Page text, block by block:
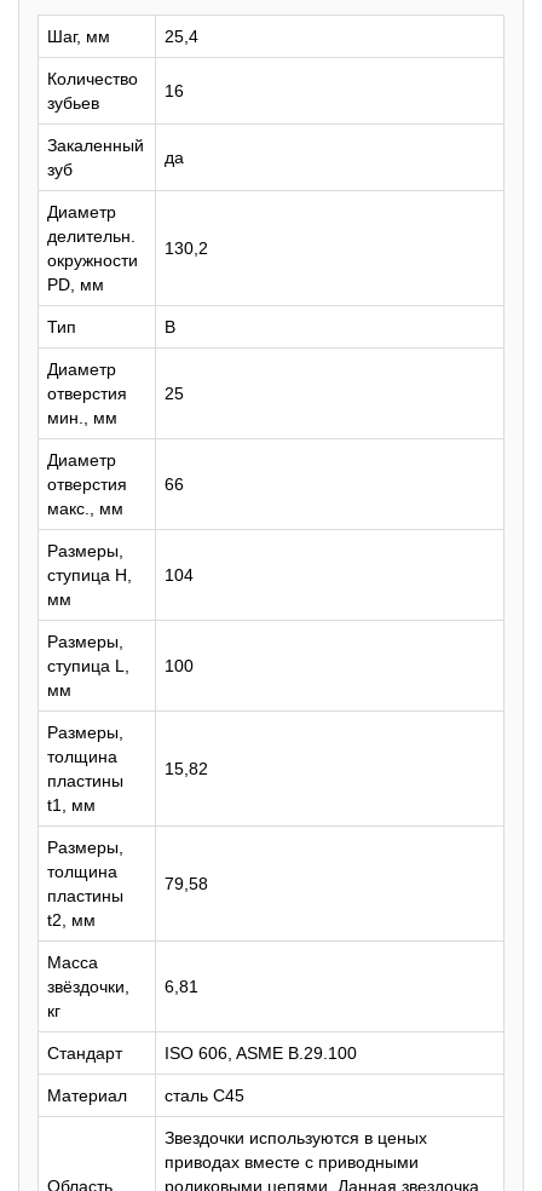
Шаг, мм 25,4
Количество
зубьев
16
Закаленный
зуб
да
Диаметр
делительн.
окружности
PD, мм
130,2
Тип B
Диаметр
отверстия
мин., мм
25
Диаметр
отверстия
макс., мм
66
Размеры,
ступица H,
мм
104
Размеры,
ступица L,
мм
100
Размеры,
толщина
пластины
t1, мм
15,82
Размеры,
толщина
пластины
t2, мм
79,58
Масса
звёздочки,
кг
6,81
Стандарт ISO 606, ASME B.29.100
Материал сталь C45
Область
Звездочки используются в ценых
приводах вместе с приводными
роликовыми цепями. Данная звездочка